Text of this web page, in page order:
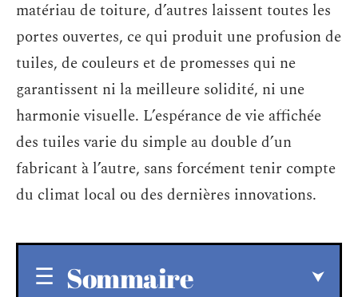
matériau de toiture, d’autres laissent toutes les
portes ouvertes, ce qui produit une profusion de
tuiles, de couleurs et de promesses qui ne
garantissent ni la meilleure solidité, ni une
harmonie visuelle. L’espérance de vie affichée
des tuiles varie du simple au double d’un
fabricant à l’autre, sans forcément tenir compte
du climat local ou des dernières innovations.
Sommaire